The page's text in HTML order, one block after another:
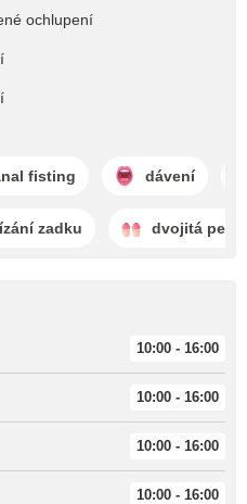
ochlupení
fisting dávení
zadku dvojitá
10:00 - 16:00
10:00 - 16:00
10:00 - 16:00
10:00 - 16:00